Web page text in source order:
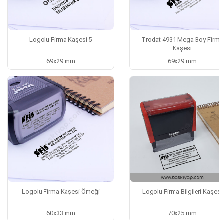
Logolu Firma Kaşesi 5
69x29 mm
Trodat 4931 Mega Boy
Kaşesi
69x29 mm
Logolu Firma Kaşesi Örneği
60x33 mm
Logolu Firma Bilgileri
70x25 mm